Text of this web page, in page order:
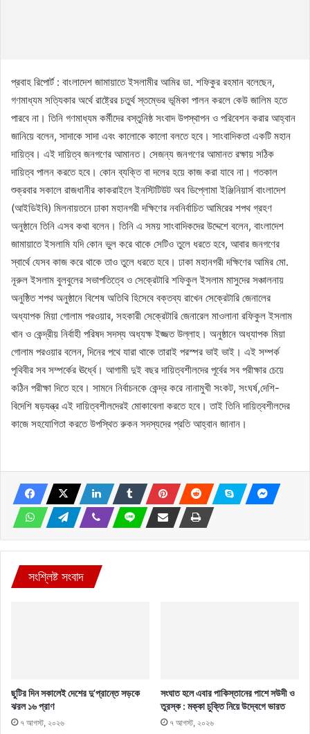
প্রবাহ রিপোর্ট : বাংলাদেশ জামায়াতে ইসলামীর আমির ডা. শফিকুর রহমান বলেছেন,
গণমাধ্যম সত্যিকার অর্থে রাষ্ট্রের চতুর্থ স্তম্ভের ভূমিকা পালন করলে কেউ জালিম হতে
পারবে না। তিনি গণমাধ্যম কর্মীদের বস্তুনিষ্ঠ সংবাদ উপস্থাপন ও পরিবেশন করার আহ্বান
জানিয়ে বলেন, সাদাকে সাদা এবং কালোকে কালো বলতে হবে। সাংবাদিকতা একটি মহান
দায়িত্ব। এই দায়িত্ব জনগণের আমানত। সেজন্য জনগণের আমানত রক্ষায় সঠিক
দায়িত্ব পালন করতে হবে। কোন ব্যক্তি বা দলের হয়ে কাজ করা যাবে না। গতকাল
শুক্রবার সকালে রাজধানীর কাকরাইলে ইনস্টিটিউট অব ডিপ্লোমা ইঞ্জিনিয়ার্স বাংলাদেশ
(আইডিইবি) মিলনায়তনে ঢাকা মহানগরী দক্ষিণের নবনির্বাচিত আমিরের শপথ গ্রহণ
অনুষ্ঠানে তিনি এসব কথা বলেন। তিনি এ সময় সাংবাদিকদের উদ্দেশে বলেন, বাংলাদেশ
জামায়াতে ইসলামি যদি কোন ভুল করে থাকে সেটিও তুলে ধরতে হবে, আবার জনগণের
স্বার্থে যেসব কাজ করে থাকে তাও তুলে ধরতে হবে। ঢাকা মহানগরী দক্ষিণের আমির মো.
নূরুল ইসলাম বুলবুলের সভাপতিত্বে ও সেক্রেটারি শফিকুল ইসলাম মাসুদের সঞ্চালনায়
অনুষ্ঠিত শপথ অনুষ্ঠানে বিশেষ অতিথি হিসেবে বক্তব্য রাখেন সেক্রেটারি জেনালের
অধ্যাপক মিয়া গোলাম পরওয়ার, সহকারী সেক্রেটারি জেনারেল মাওলানা রফিকুল ইসলাম
খান ও কেন্দ্রীয় নির্বাহী পরিষদ সদস্য অধ্যক্ষ ইজ্জত উল্লাহ। অনুষ্ঠানে অধ্যাপক মিয়া
গোলাম পরওয়ার বলেন, দিনের পথে যারা থাকে তারাই পরস্পর ভাই ভাই। এই সম্পর্ক
পৃথিবীর সব সম্পর্কের ঊর্ধ্বে। আগামী দুই বছর দায়িত্বশীলদের পূর্বের সব পরীক্ষার চেয়ে
কঠিন পরীক্ষা দিতে হবে। সামনে নির্বাচনকে কেন্দ্র করে নানামুখী সংকট, সংঘর্ষ,দেশি-
বিদেশি ষড়যন্ত্র এই দায়িত্বশীলদেরই মোকাবেলা করতে হবে। তাই তিনি দায়িত্বশীলদের
কাজে সহযোগিতা করতে উপস্থিত রুকন সদস্যদের প্রতি আহ্বান জানান।
সংশ্লিষ্ট সংবাদ
ছুটির দিন সকালেই দেশের দু’প্রান্তে সড়কে
ঝরল ১৬ প্রাণ
৭ আগস্ট, ২০২৬
সংঘাত হলে এবার পাকিস্তানের পাশে সউদী ও
তুরস্ক : মক্কা চুক্তি নিয়ে উদ্বেগে ভারত
৭ আগস্ট, ২০২৬